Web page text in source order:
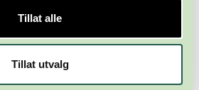
Tillat alle
Tillat utvalg